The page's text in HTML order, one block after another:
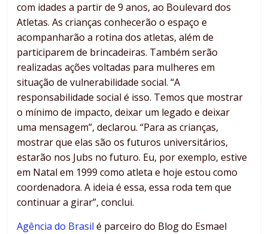
com idades a partir de 9 anos, ao Boulevard dos
Atletas. As crianças conhecerão o espaço e
acompanharão a rotina dos atletas, além de
participarem de brincadeiras. Também serão
realizadas ações voltadas para mulheres em
situação de vulnerabilidade social. “A
responsabilidade social é isso. Temos que mostrar
o mínimo de impacto, deixar um legado e deixar
uma mensagem”, declarou. “Para as crianças,
mostrar que elas são os futuros universitários,
estarão nos Jubs no futuro. Eu, por exemplo, estive
em Natal em 1999 como atleta e hoje estou como
coordenadora. A ideia é essa, essa roda tem que
continuar a girar”, conclui.
Agência do Brasil é parceiro do Blog do Esmael